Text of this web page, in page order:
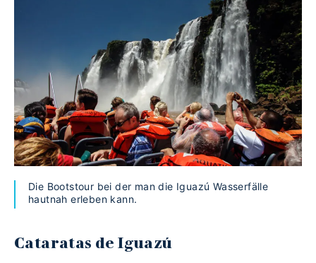
Die Bootstour bei der man die Iguazú Wasserfälle
hautnah erleben kann.
Cataratas de Iguazú